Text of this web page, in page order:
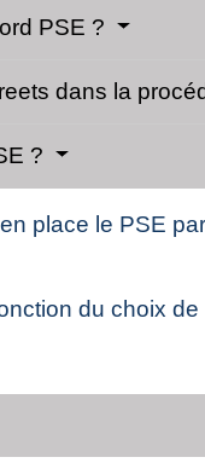
PSE ?
dans la
?
place le PSE
du choix de